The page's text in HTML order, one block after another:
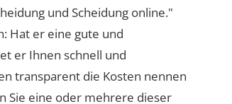
und Scheidung online."
Hat er eine gute und
er Ihnen schnell und
transparent die Kosten nennen
Sie eine oder mehrere dieser